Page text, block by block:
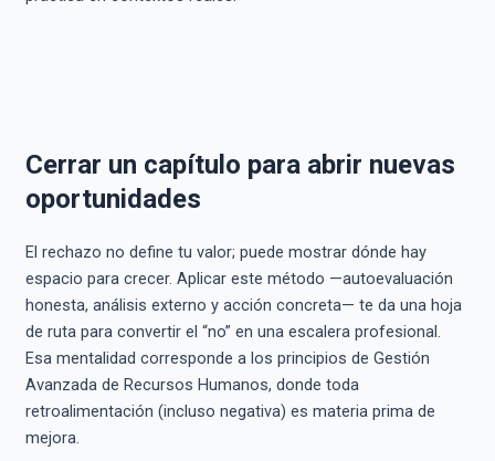
Cerrar un capítulo para abrir nuevas
oportunidades
El rechazo no define tu valor; puede mostrar dónde hay
espacio para crecer. Aplicar este método —auto­evaluación
honesta, análisis externo y acción concreta— te da una hoja
de ruta para convertir el “no” en una escalera profesional.
Esa mentalidad corresponde a los principios de Gestión
Avanzada de Recursos Humanos, donde toda
retroalimentación (incluso negativa) es materia prima de
mejora.